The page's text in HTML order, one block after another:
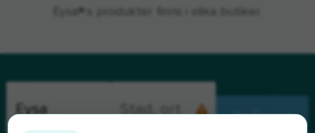
Eysa®:s produkter finns i olika butiker.
SÖKNING